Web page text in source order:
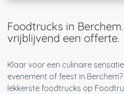
Foodtrucks in
vrijblijvend een offerte.
Klaar voor een culinaire
evenement of feest in
lekkerste foodtrucks op